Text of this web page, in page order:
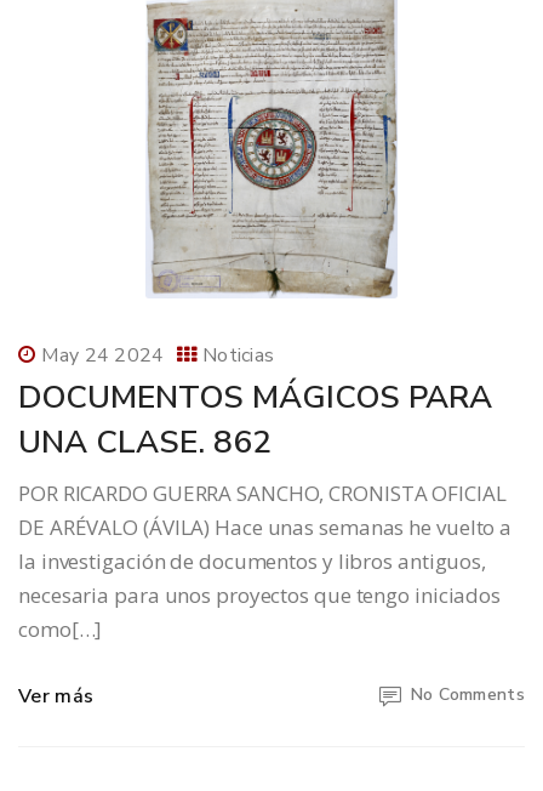
May 24 2024 Noticias
DOCUMENTOS MÁGICOS PARA
UNA CLASE. 862
POR RICARDO GUERRA SANCHO, CRONISTA OFICIAL
DE ARÉVALO (ÁVILA) Hace unas semanas he vuelto a
la investigación de documentos y libros antiguos,
necesaria para unos proyectos que tengo iniciados
como[…]
Ver más No Comments